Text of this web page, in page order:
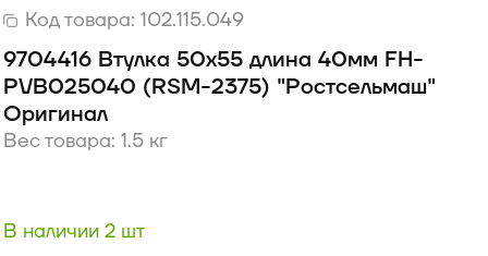
Код товара: 102.115.049
9704416 Втулка 50х55 длина 40мм FH-
PVB025040 (RSM-2375) "Ростсельмаш"
Оригинал
Вес товара: 1.5 кг
В наличии 2 шт